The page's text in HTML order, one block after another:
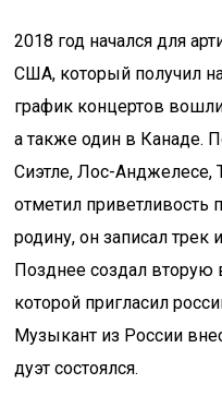
2018 год начался для
США, который получил
график концертов
а также один в Канаде.
Сиэтле, Лос-Анджелесе,
отметил приветливость
родину, он записал трек
Позднее создал вторую
которой пригласил
Музыкант из России
дуэт состоялся.